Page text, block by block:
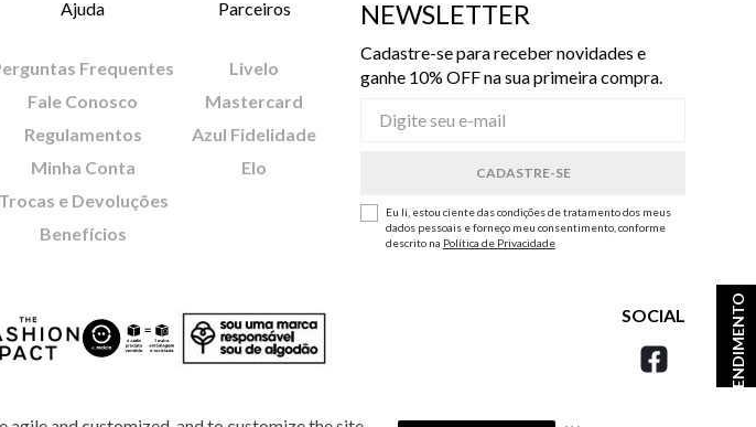
ATENDIMENTO
Ajuda
Frequentes
Fale Conosco
Regulamentos
Minha Conta
Trocas e Devoluções
Benefícios
Parceiros
Livelo
Mastercard
Azul Fidelidade
Elo
NEWSLETTER
Cadastre-se para receber novidades e
ganhe 10% OFF na sua primeira compra.
Eu li, estou ciente das condições de tratamento dos meus
dados pessoais e forneço meu consentimento, conforme
descrito na Política de Privacidade
SOCIAL